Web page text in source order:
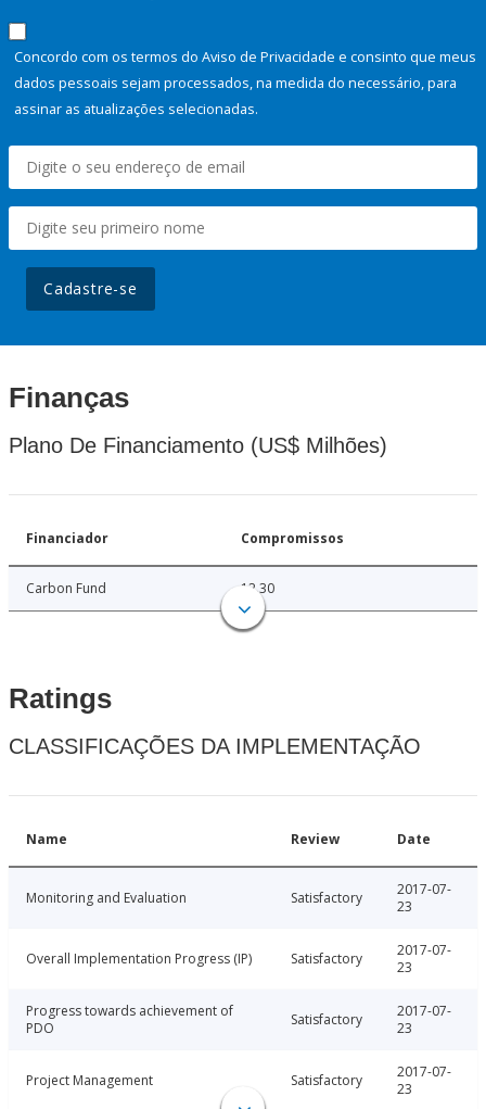
Concordo com os termos do Aviso de Privacidade e consinto que meus
dados pessoais sejam processados, na medida do necessário, para
assinar as atualizações selecionadas.
Cadastre-se
Finanças
Plano De Financiamento (US$ Milhões)
Financiador Compromissos
Carbon Fund 12.30
Ratings
CLASSIFICAÇÕES DA IMPLEMENTAÇÃO
Name Review Date
Monitoring and Evaluation Satisfactory
2017-07-
23
Overall Implementation Progress (IP) Satisfactory
2017-07-
23
Progress towards achievement of
PDO
Satisfactory
2017-07-
23
Project Management Satisfactory
2017-07-
23